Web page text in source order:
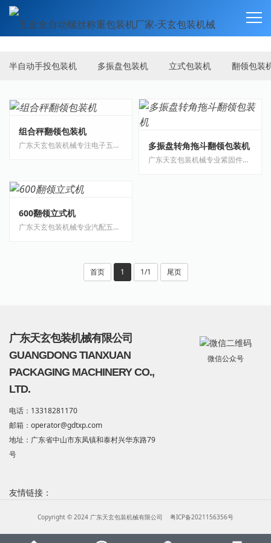
产品中心
PRODUCTS
半自动手投包装机 多振盘包装机 立式包装机 翻领包装
组合秤翻领包装机
广东天玄包装机械专注电子五金包装机研发生产，适配电子螺丝、接插件、端子、弹片、小··· 多振盘转角拖斗翻领包装机
广东天玄包装机械专业紧固件包装机生产厂家，适配螺栓、螺母、螺丝、垫片、铆钉等各类···
600翻领立式机
广东天玄包装机械专业汽配五金包装机生产厂家，适配汽车螺丝、卡扣、汽配五金件、维修···
首页 1 1/1 尾页
广东天玄包装机械有限公司
GUANGDONG TIANXUAN
PACKAGING MACHINERY CO.,
LTD.
电话：13318281170
邮箱：operator@gdtxp.com
地址：广东省中山市东凤镇和泰村兴华东路79
号
微信公众号
友情链接：
Copyright © 2024 广东天玄包装机械有限公司 粤ICP备2021156356号